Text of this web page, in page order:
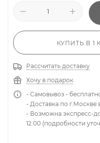
КУПИТЬ В 1
Рассчитать доставку
Хочу в подарок
- Самовывоз -
- Доставка по
- Возможна экспресс-
12.00 (подробности